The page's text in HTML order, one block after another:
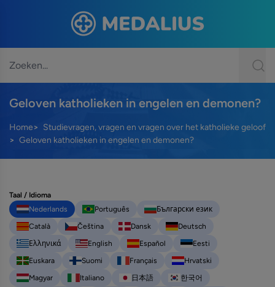
Geloven katholieken in engelen en demonen?
Home
Studievragen, vragen en vragen over het katholieke geloof
Geloven katholieken in engelen en demonen?
Taal / Idioma
Nederlands
Português
Български език
Català
Čeština Dansk
Deutsch
Ελληνικά
English Español
Eesti
Euskara
Suomi Français
Hrvatski
Magyar
Italiano 日本語
한국어